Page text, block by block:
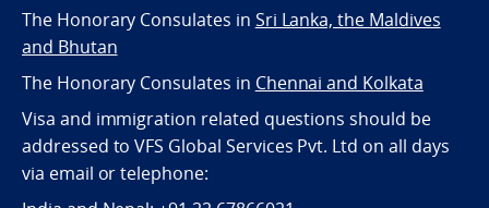
The Honorary Consulates in Sri Lanka, the Maldives
and Bhutan
The Honorary Consulates in Chennai and Kolkata
Visa and immigration related questions should be
addressed to VFS Global Services Pvt. Ltd on all days
via email or telephone: